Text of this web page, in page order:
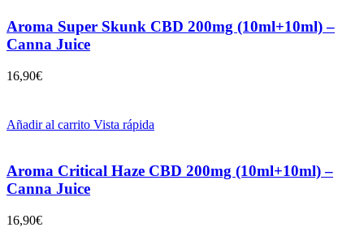
Aroma Super Skunk CBD 200mg (10ml+10ml) –
Canna Juice
16,90€
Añadir al carrito Vista rápida
Aroma Critical Haze CBD 200mg (10ml+10ml) –
Canna Juice
16,90€